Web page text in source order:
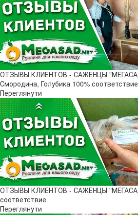
ОТЗЫВЫ КЛИЕНТОВ - САЖЕНЦЫ
Смородина, Голубика 100% соответствие
Переглянути
ОТЗЫВЫ КЛИЕНТОВ - САЖЕНЦЫ
соответствие
Переглянути